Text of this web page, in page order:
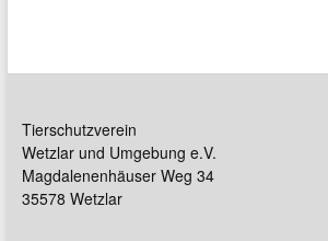
Tierschutzverein
Wetzlar und Umgebung e.V.
Magdalenenhäuser Weg 34
35578 Wetzlar